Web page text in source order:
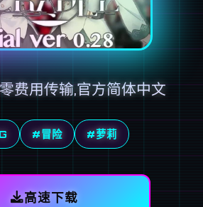
费用传输,官方简体中文
#冒险 #萝莉
高速下载